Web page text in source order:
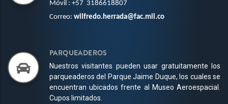
Móvil : +57 3186618807
Correo: wilfredo.herrada@fac.mil.co
PARQUEADEROS
Nuestros visitantes pueden usar gratuitamente los
parqueaderos del Parque Jaime Duque, los cuales se
encuentran ubicados frente al Museo Aeroespacial.
Cupos limitados.